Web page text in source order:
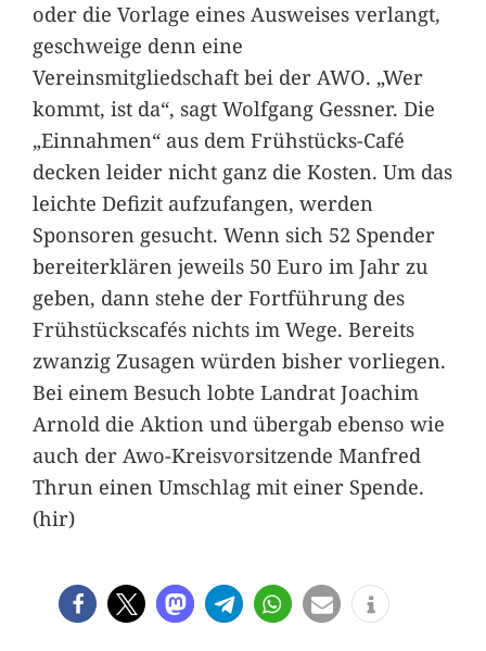
oder die Vorlage eines Ausweises verlangt,
geschweige denn eine
Vereinsmitgliedschaft bei der AWO. „Wer
kommt, ist da“, sagt Wolfgang Gessner. Die
„Einnahmen“ aus dem Frühstücks-Café
decken leider nicht ganz die Kosten. Um das
leichte Defizit aufzufangen, werden
Sponsoren gesucht. Wenn sich 52 Spender
bereiterklären jeweils 50 Euro im Jahr zu
geben, dann stehe der Fortführung des
Frühstückscafés nichts im Wege. Bereits
zwanzig Zusagen würden bisher vorliegen.
Bei einem Besuch lobte Landrat Joachim
Arnold die Aktion und übergab ebenso wie
auch der Awo-Kreisvorsitzende Manfred
Thrun einen Umschlag mit einer Spende.
(hir)